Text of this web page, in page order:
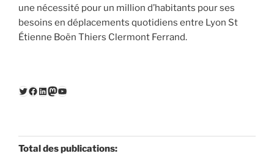
une nécessité pour un million d’habitants pour ses
besoins en déplacements quotidiens entre Lyon St
Étienne Boën Thiers Clermont Ferrand.
Twitter
Facebook
LinkedIn
Mastodon
YouTube
Total des publications: